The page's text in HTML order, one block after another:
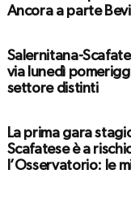
Ancora a parte
Salernitana-
via lunedì
settore distinti
La prima gara
Scafatese è a
l’Osservatorio: le